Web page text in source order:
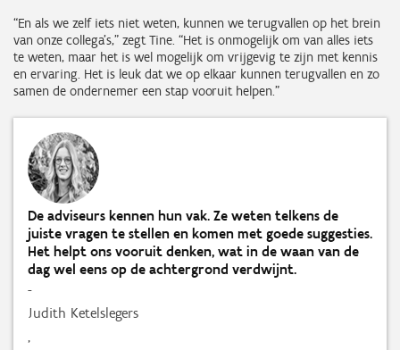
“En als we zelf iets niet weten, kunnen we terugvallen op het brein
van onze collega’s,” zegt Tine. “Het is onmogelijk om van alles iets
te weten, maar het is wel mogelijk om vrijgevig te zijn met kennis
en ervaring. Het is leuk dat we op elkaar kunnen terugvallen en zo
samen de ondernemer een stap vooruit helpen.”
De adviseurs kennen hun vak. Ze weten telkens de
juiste vragen te stellen en komen met goede suggesties.
Het helpt ons vooruit denken, wat in de waan van de
dag wel eens op de achtergrond verdwijnt.
-
Judith Ketelslegers
,